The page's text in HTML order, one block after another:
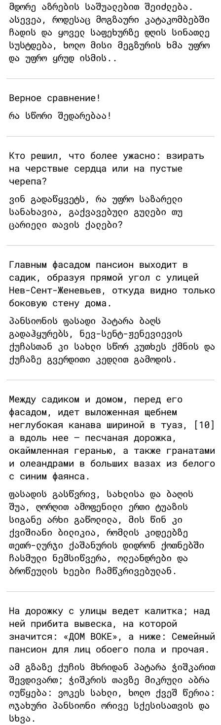
მდორე აზრების საშუალებით შეიძლება.
ასევეა, როდესაც მოგზაური კატაკომბებში
ჩადის და ყოველ საფეხურზე დღის სინათლე
სუსტდება, ხოლო მისი მეგზურის ხმა უფრო
და უფრო ყრუდ ისმის..
Верное сравнение!
რა სწორი შედარებაა!
Кто решил, что более ужасно: взирать
на черствые сердца или на пустые
черепа?
ვინ გადაწყვეტს, რა უფრო საზარელი
სანახავია, გაქვავებული გულები თუ
ცარიელი თავის ქალები?
Главным фасадом пансион выходит в
садик, образуя прямой угол с улицей
Нев-Сент-Женевьев, откуда видно только
боковую стену дома.
პანსიონის ფასადი პატარა ბაღს
გადაჰყურებს, ნევ-სენტ-ჟენევიევის
ქუჩასთან კი სახლი სწორ კუთხეს ქმნის და
ქუჩაზე გვერდითი კედლით გამოდის.
Между садиком и домом, перед его
фасадом, идет выложенная щебнем
неглубокая канава шириной в туаз, [10]
а вдоль нее — песчаная дорожка,
окаймленная геранью, а также гранатами
и олеандрами в больших вазах из белого
с синим фаянса.
ფასადის გასწვრივ, სახლისა და ბაღის
შუა, ღორღით ამოფენილი ერთი ტუაზის
სიგანე არხი გაწოლილა, მის წინ კი
ქვიშიანი ბილიკია, რომლის კიდეებზე
თეთრ-ლურჯი ქაშანურის დიდრონ ქოთნებში
ჩასმული ნემსიწვერა, ოლეანდრები და
ბროწეულის ხეები ჩამწკრივებულან.
На дорожку с улицы ведет калитка; над
ней прибита вывеска, на которой
значится: «ДОМ ВОКЕ», а ниже: Семейный
пансион для лиц обоего пола и прочая.
ამ გზაზე ქუჩის მხრიდან პატარა ჭიშკარით
შევდივართ; ჭიშკრის თავზე მიკრული აბრა
იუწყება: ვოკეს სახლი, ხოლო ქვეშ წერია:
ოჯახური პანსიონი ორივე სქესისათვის და
სხვა.